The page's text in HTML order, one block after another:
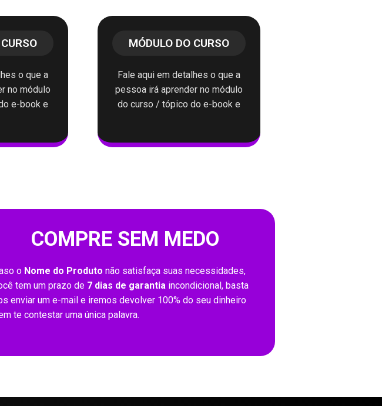
o que a
no módulo
e-book e
MÓDULO DO CURSO
Fale aqui em detalhes o que a
pessoa irá aprender no módulo
do curso / tópico do e-book e
COMPRE SEM MEDO
o Nome do Produto não satisfaça suas necessidades,
tem um prazo de 7 dias de garantia incondicional, basta
enviar um e-mail e iremos devolver 100% do seu dinheiro
te contestar uma única palavra.